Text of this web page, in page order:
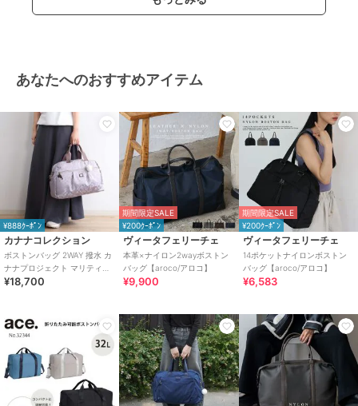
あなたへのおすすめアイテム
¥888ｸｰﾎﾟﾝ
カナナコレクション
ボストンバッグ 2WAY 撥水 カ
ナナプロジェクト マリティマ
68736
¥18,700
期間限定SALE
¥200ｸｰﾎﾟﾝ
ヴィータフェリーチェ
本革×ナイロン2wayボストン
バッグ【aroco/アロコ】
¥9,900
期間限定SALE
¥200ｸｰﾎﾟﾝ
ヴィータフェリーチェ
14ポケットナイロンボストン
バッグ【aroco/アロコ】
¥6,583